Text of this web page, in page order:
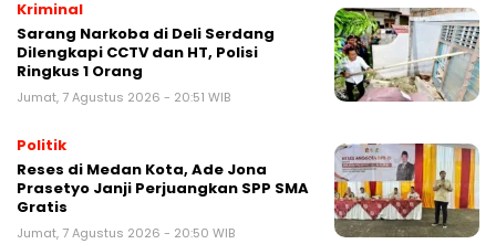
Kriminal
Sarang Narkoba di Deli Serdang
Dilengkapi CCTV dan HT, Polisi
Ringkus 1 Orang
Jumat, 7 Agustus 2026 - 20:51 WIB
Politik
Reses di Medan Kota, Ade Jona
Prasetyo Janji Perjuangkan SPP SMA
Gratis
Jumat, 7 Agustus 2026 - 20:50 WIB